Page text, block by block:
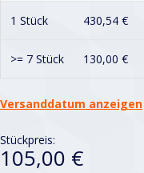
1 Stück 430,54 €
>= 7 Stück 130,00 €
Versanddatum anzeigen
Stückpreis:
105,00 €